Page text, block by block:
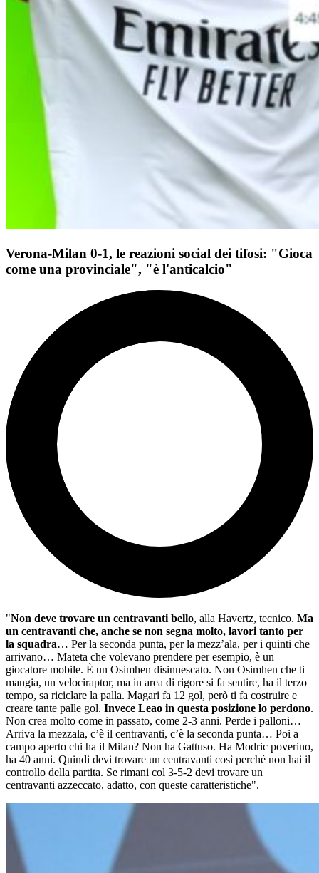
Verona-Milan 0-1, le reazioni social dei tifosi: "Gioca
come una provinciale", "è l'anticalcio"
"Non deve trovare un centravanti bello, alla Havertz, tecnico. Ma
un centravanti che, anche se non segna molto, lavori tanto per
la squadra… Per la seconda punta, per la mezz’ala, per i quinti che
arrivano… Mateta che volevano prendere per esempio, è un
giocatore mobile. È un Osimhen disinnescato. Non Osimhen che ti
mangia, un velociraptor, ma in area di rigore si fa sentire, ha il terzo
tempo, sa riciclare la palla. Magari fa 12 gol, però ti fa costruire e
creare tante palle gol. Invece Leao in questa posizione lo perdono.
Non crea molto come in passato, come 2-3 anni. Perde i palloni…
Arriva la mezzala, c’è il centravanti, c’è la seconda punta… Poi a
campo aperto chi ha il Milan? Non ha Gattuso. Ha Modric poverino,
ha 40 anni. Quindi devi trovare un centravanti così perché non hai il
controllo della partita. Se rimani col 3-5-2 devi trovare un
centravanti azzeccato, adatto, con queste caratteristiche".